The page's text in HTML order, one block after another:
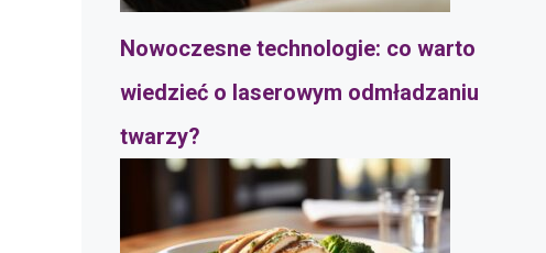
Nowoczesne technologie: co warto
wiedzieć o laserowym odmładzaniu
twarzy?